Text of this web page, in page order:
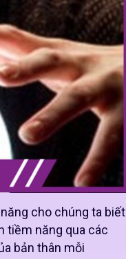
cho chúng ta biết
tiềm năng qua các
bản thân mỗi